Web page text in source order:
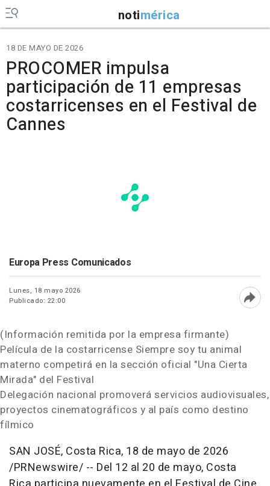
notimérica
18 DE MAYO DE 2026
PROCOMER impulsa
participación de 11 empresas
costarricenses en el Festival de
Cannes
Europa Press Comunicados
Lunes, 18 mayo 2026
Publicado: 22:00
(Información remitida por la empresa firmante)
Película de la costarricense Siempre soy tu animal
materno competirá en la sección oficial "Una Cierta
Mirada" del Festival
Delegación nacional promoverá servicios audiovisuales,
proyectos cinematográficos y al país como destino
fílmico
SAN JOSÉ, Costa Rica, 18 de mayo de 2026
/PRNewswire/ -- Del 12 al 20 de mayo, Costa